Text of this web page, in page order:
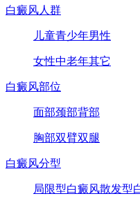
白癜风人群
儿童青少年男性
女性中老年其它
白癜风部位
面部颈部背部
胸部双臂双腿
白癜风分型
局限型白癜风散发型